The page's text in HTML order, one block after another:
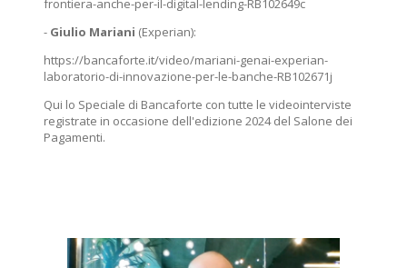
frontiera-anche-per-il-digital-lending-RB102649c
- Giulio Mariani (Experian):
https://bancaforte.it/video/mariani-genai-experian-
laboratorio-di-innovazione-per-le-banche-RB102671j
Qui lo Speciale di Bancaforte con tutte le videointerviste
registrate in occasione dell'edizione 2024 del Salone dei
Pagamenti.